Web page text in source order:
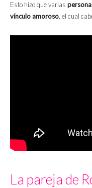
Esto hizo que varias
vínculo amoroso, el cual
La pareja de